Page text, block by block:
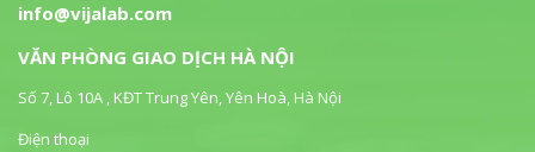
info@vijalab.com
VĂN PHÒNG GIAO DỊCH HÀ NỘI
Số 7, Lô 10A , KĐT Trung Yên, Yên Hoà, Hà Nội
Điện thoại